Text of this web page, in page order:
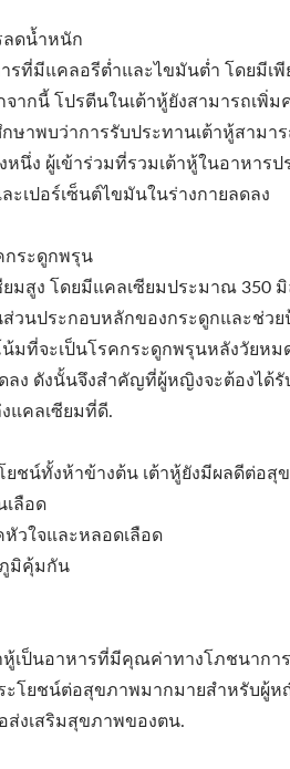
ลดน้ำหนัก
ารที่มีแคลอรีต่ำและไขมันต่ำ โดยมีเ
จากนี้ โปรตีนในเต้าหู้ยังสามารถเพิ่
ษาพบว่าการรับประทานเต้าหู้สามา
นึ่ง ผู้เข้าร่วมที่รวมเต้าหู้ในอาหารป
ะเปอร์เซ็นต์ไขมันในร่างกายลดลง
กระดูกพรุน
ยมสูง โดยมีแคลเซียมประมาณ 350
ส่วนประกอบหลักของกระดูกและช่ว
มที่จะเป็นโรคกระดูกพรุนหลังวัยหม
ดลง ดังนั้นจึงสำคัญที่ผู้หญิงจะต้องได้รั
แคลเซียมที่ดี.
ยชน์ทั้งห้าข้างต้น เต้าหู้ยังมีผลดีต่อสุ
เลือด
หัวใจและหลอดเลือด
ภูมิคุ้มกัน
หู้เป็นอาหารที่มีคุณค่าทางโภชนากา
ะโยชน์ต่อสุขภาพมากมายสำหรับผู้ห
ส่งเสริมสุขภาพของตน.